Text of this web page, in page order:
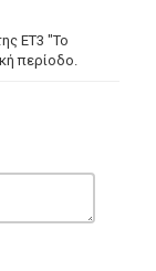
ΕΤ3 "Το
περίοδο.
- Οι Φάροι